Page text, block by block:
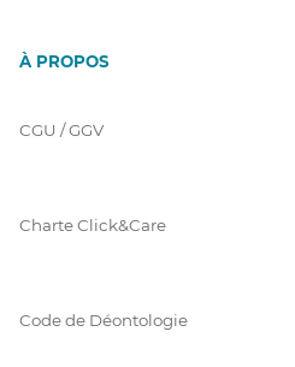
À PROPOS
CGU / GGV
Charte Click&Care
Code de Déontologie